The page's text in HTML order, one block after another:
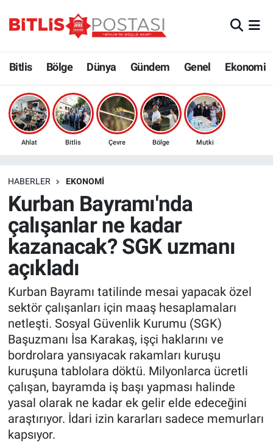
Bitlis Bölge Dünya Gündem Genel Ekonomi
Ahlat Bitlis Çevre Bölge Mutki
HABERLER EKONOMI
Kurban Bayramı'nda
çalışanlar ne kadar
kazanacak? SGK uzmanı
açıkladı
Kurban Bayramı tatilinde mesai yapacak özel
sektör çalışanları için maaş hesaplamaları
netleşti. Sosyal Güvenlik Kurumu (SGK)
Başuzmanı İsa Karakaş, işçi haklarını ve
bordrolara yansıyacak rakamları kuruşu
kuruşuna tablolara döktü. Milyonlarca ücretli
çalışan, bayramda iş başı yapması halinde
yasal olarak ne kadar ek gelir elde edeceğini
araştırıyor. İdari izin kararları sadece memurları
kapsıyor.
Bölge
Çevre
Eğitim
Ekonomi
Genel
Gündem
Kültür-Sanat
Magazin
Politika
Resmi İlanlar
Bitlis Trafik Yoğunluk Haritası
Süper Lig Puan Durumu ve Fikstür
Son Dakika Haberleri
Haber Arşivi